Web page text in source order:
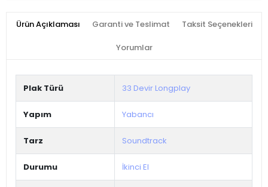
Ürün Açıklaması Garanti ve Teslimat Taksit Seçenekleri
Yorumlar
Plak Türü 33 Devir Longplay
Yapım Yabancı
Tarz Soundtrack
Durumu İkinci El